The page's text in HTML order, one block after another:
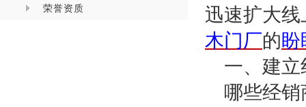
荣誉资质
迅速扩大
木门厂的
一、建
哪些经